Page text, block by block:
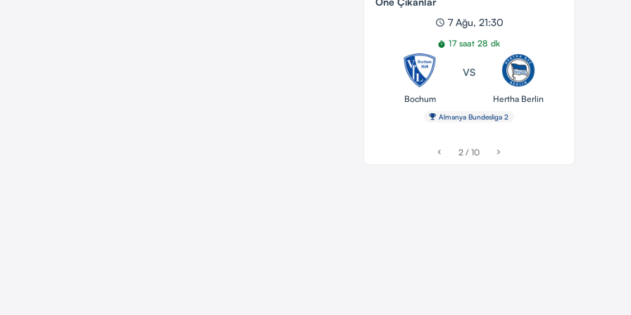
schedule 7 Ağu, 21:30
timer 17 saat 28 dk
Bochum
VS
Hertha Berlin
emoji_events Almanya Bundesliga 2
chevron_left 2 / 10 chevron_right